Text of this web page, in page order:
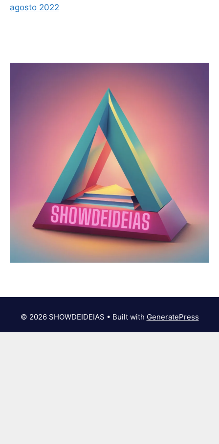
agosto 2022
© 2026 SHOWDEIDEIAS • Built with GeneratePress